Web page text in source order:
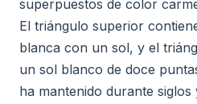
superpuestos de color
El triángulo superior
blanca con un sol, y el
un sol blanco de doce
ha mantenido durante